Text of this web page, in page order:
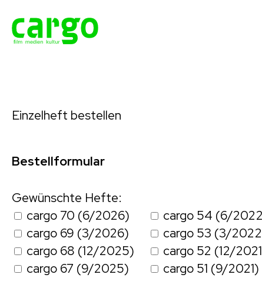
Einzelheft bestellen
Bestellformular
Gewünschte Hefte:
cargo 70 (6/2026)
cargo 69 (3/2026)
cargo 68 (12/2025)
cargo 67 (9/2025)
cargo 54 (6/
cargo 53 (3/
cargo 52 (12/
cargo 51 (9/2021)